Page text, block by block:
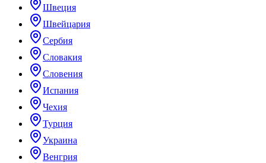
Швеция
Швейцария
Сербия
Словакия
Словения
Испания
Чехия
Турция
Украина
Венгрия